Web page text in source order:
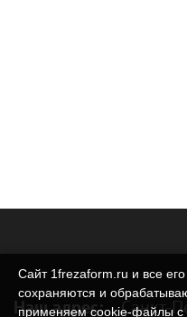
Наш адрес: Санкт-
Сайт 1frezaform.ru и все
сохраняются и
применяем cookie‑файлы с